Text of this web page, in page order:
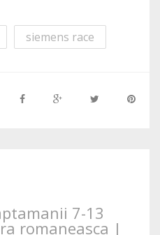
siemens race
7-13
romaneasca |